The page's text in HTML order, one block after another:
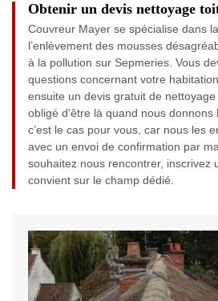
Obtenir un devis nettoyage
Couvreur Mayer se spécialise dans
l’enlèvement des mousses
à la pollution sur Sepmeries. Vous
questions concernant votre
ensuite un devis gratuit de nettoyage
obligé d'être là quand nous donnons
c’est le cas pour vous, car nous les
avec un envoi de confirmation par
souhaitez nous rencontrer, inscrivez
convient sur le champ dédié.